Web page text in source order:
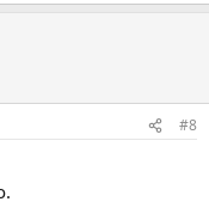
#8